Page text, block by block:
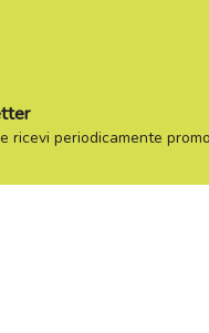
ricevi periodicamente